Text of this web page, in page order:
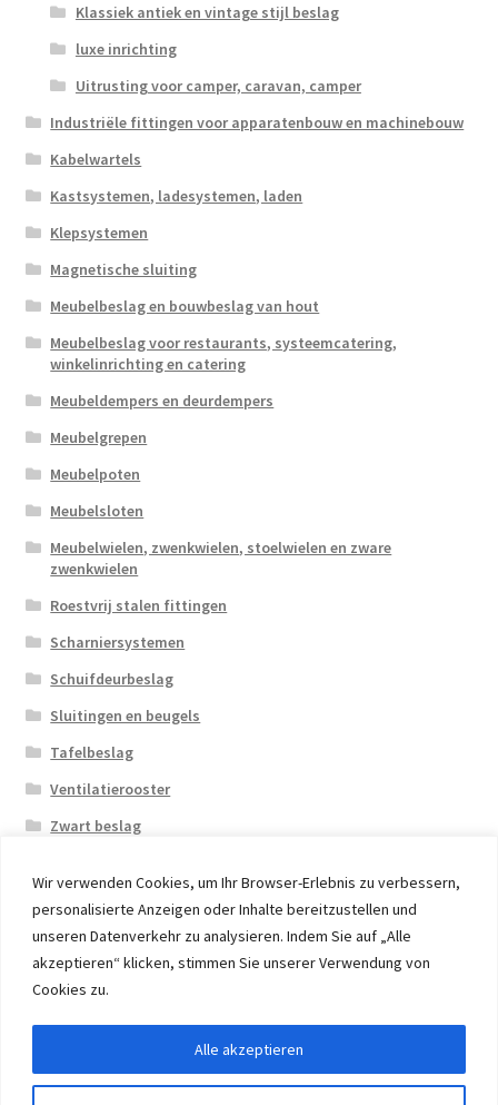
Wir verwenden Cookies, um Ihr Browser-Erlebnis zu verbessern,
personalisierte Anzeigen oder Inhalte bereitzustellen und
unseren Datenverkehr zu analysieren. Indem Sie auf „Alle
akzeptieren“ klicken, stimmen Sie unserer Verwendung von
Cookies zu.
Alle akzeptieren
Klassiek antiek en vintage stijl beslag
luxe inrichting
Uitrusting voor camper, caravan, camper
Industriële fittingen voor apparatenbouw en machinebouw
Kabelwartels
Kastsystemen, ladesystemen, laden
Klepsystemen
Magnetische sluiting
Meubelbeslag en bouwbeslag van hout
Meubelbeslag voor restaurants, systeemcatering,
winkelinrichting en catering
Meubeldempers en deurdempers
Meubelgrepen
Meubelpoten
Meubelsloten
Meubelwielen, zwenkwielen, stoelwielen en zware
zwenkwielen
Roestvrij stalen fittingen
Scharniersystemen
Schuifdeurbeslag
Sluitingen en beugels
Tafelbeslag
Ventilatierooster
Zwart beslag
© 2026 Eruon Trade UG, Germany, member of the ERUON